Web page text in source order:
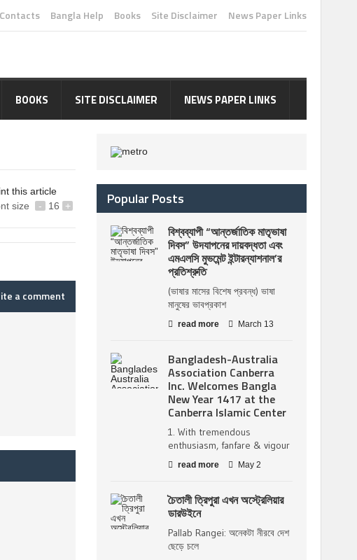
Contacts Bangla Help Books Site Disclaimer News Paper Links
BOOKS SITE DISCLAIMER NEWS PAPER LINKS
this article
size
- 16 +
a comment
Popular Posts
বিশ্বব্যাপী “আন্তর্জাতিক মাতৃভাষা
দিবস” উদযাপনের দায়বদ্ধতা এবং
এমএলসি মুভমেন্ট ইন্টারন্যাশনাল’র
প্রতিশ্রুতি
(ভাষার মাসের বিশেষ প্রবন্ধ) ভাষা
মানুষের ভাবপ্রকাশ
read more March 13
Bangladesh-Australia
Association Canberra
Inc. Welcomes Bangla
New Year 1417 at the
Canberra Islamic Center
1. With tremendous
enthusiasm, fanfare & vigour
read more May 2
চৈতালী ত্রিপুরা এখন অস্ট্রেলিয়ার
ডারউইনে
Pallab Rangei: অনেকটা নীরবে দেশ
ছেড়ে চলে